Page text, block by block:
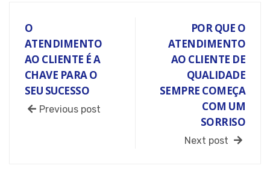
O
ATENDIMENTO
AO CLIENTE É A
CHAVE PARA O
SEU SUCESSO
Previous post
POR QUE O
ATENDIMENTO
AO CLIENTE DE
QUALIDADE
SEMPRE COMEÇA
COM UM
SORRISO
Next post